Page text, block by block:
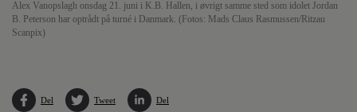
Alex Vanopslagh onsdag 21. juni i K.B. Hallen, i øvrigt samme sted som idolet Jordan
B. Peterson har optrådt på turné i Danmark. (Fotos: Mads Claus Rasmussen/Ritzau
Scanpix)
Del Tweet Del